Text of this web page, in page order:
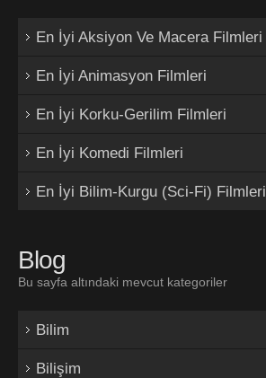
En İyi Aksiyon Ve Macera Filmleri
En İyi Animasyon Filmleri
En İyi Korku-Gerilim Filmleri
En İyi Komedi Filmleri
En İyi Bilim-Kurgu (Sci-Fi) Filmleri
Blog
Bu sayfa altındaki mevcut kategoriler
Bilim
Bilişim